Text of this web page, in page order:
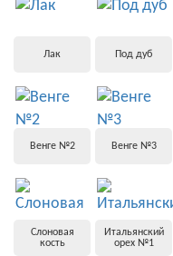
Лак Под дуб
Венге №2 Венге №3
Слоновая
кость
Итальянский
орех №1